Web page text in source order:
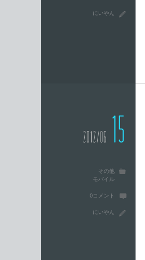
にいやん
2012/06 15
その他
モバイル
0コメント
にいやん